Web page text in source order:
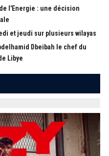
l'Energie : une décision
et jeudi sur plusieurs wilayas
Dbeibah le chef du
Libye